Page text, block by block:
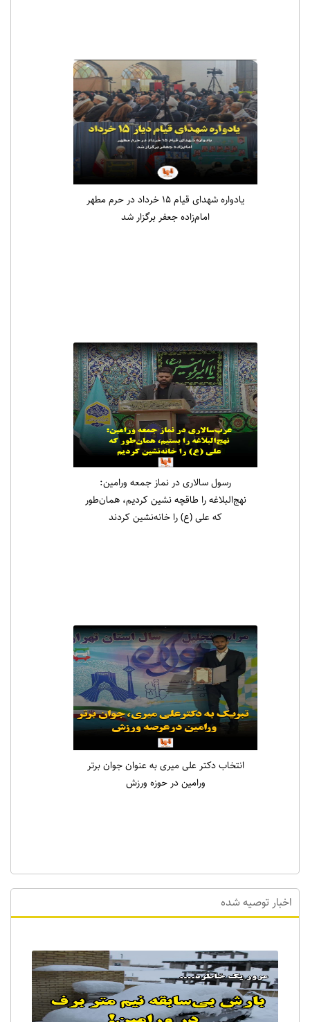
یادواره شهدای قیام ۱۵ خرداد در حرم مطهر
امام‌زاده جعفر برگزار شد
رسول سالاری در نماز جمعه ورامین:
نهج‌البلاغه را طاقچه نشین کردیم، همان‌طور
که علی (ع) را خانه‌نشین کردند
انتخاب دکتر علی میری به عنوان جوان برتر
ورامین در حوزه ورزش
اخبار توصیه شده